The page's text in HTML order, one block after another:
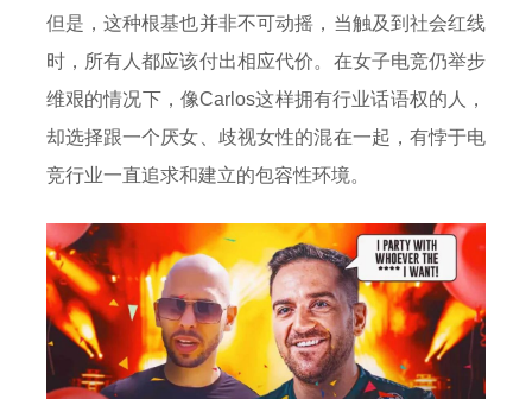
但是，这种根基也并非不可动摇，当触及到社会红线
时，所有人都应该付出相应代价。在女子电竞仍举步
维艰的情况下，像Carlos这样拥有行业话语权的人，
却选择跟一个厌女、歧视女性的混在一起，有悖于电
竞行业一直追求和建立的包容性环境。